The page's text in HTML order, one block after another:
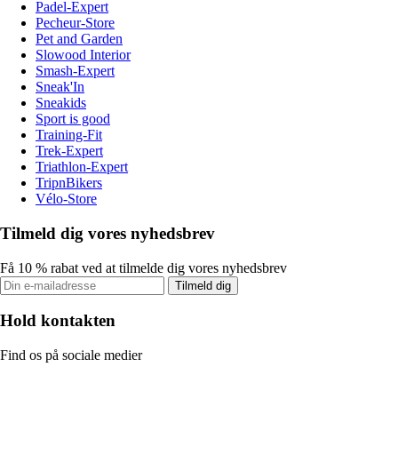
Padel-Expert
Pecheur-Store
Pet and Garden
Slowood Interior
Smash-Expert
Sneak'In
Sneakids
Sport is good
Training-Fit
Trek-Expert
Triathlon-Expert
TripnBikers
Vélo-Store
Tilmeld dig vores nyhedsbrev
Få 10 % rabat ved at tilmelde dig vores nyhedsbrev
Tilmeld dig
Hold kontakten
Find os på sociale medier